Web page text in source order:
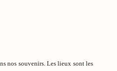
nos souvenirs. Les lieux sont les